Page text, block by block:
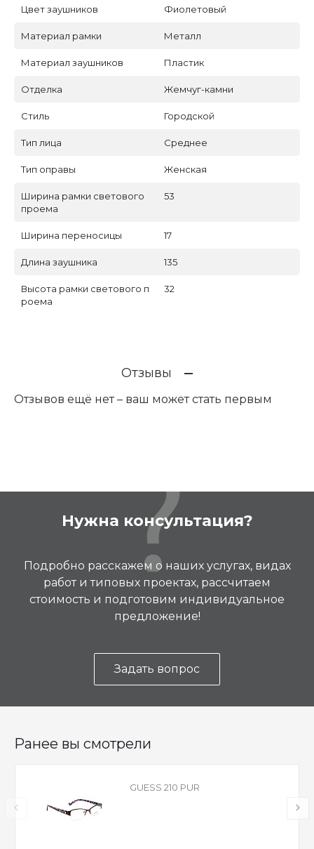
Цвет заушников Фиолетовый
Материал рамки Металл
Материал заушников Пластик
Отделка Жемчуг-камни
Стиль Городской
Тип лица Среднее
Тип оправы Женская
Ширина рамки светового
проема
53
Ширина переносицы 17
Длина заушника 135
Высота рамки светового п
роема
32
Отзывы
Отзывов ещё нет – ваш может стать первым
Нужна консультация?
Подробно расскажем о наших услугах, видах
работ и типовых проектах, рассчитаем
стоимость и подготовим индивидуальное
предложение!
Задать вопрос
Ранее вы смотрели
GUESS 210 PUR